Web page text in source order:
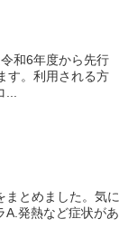
和6年度から先行
す。利用される方
まとめました。気に
発熱など症状があ